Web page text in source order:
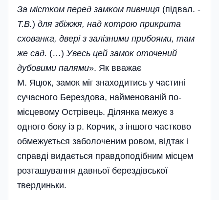
За містком перед замком пивниця (підвал. -
Т.В.) для збіжжя, над котрою прикрита
схованка, двері з залізними прибоями, там
же сад. (…) Увесь цей замок оточений
дубовими палями». Як вважає
М. Яцюк, замок міг знаходитись у частині
сучасного Берездова, найменованій по-
місцевому Острівець. Ділянка межує з
одного боку із р. Корчик, з іншого частково
обмежується заболоченим ровом, відтак і
справді видається правдо­подібним місцем
розташування давньої берездівської
твердиньки.